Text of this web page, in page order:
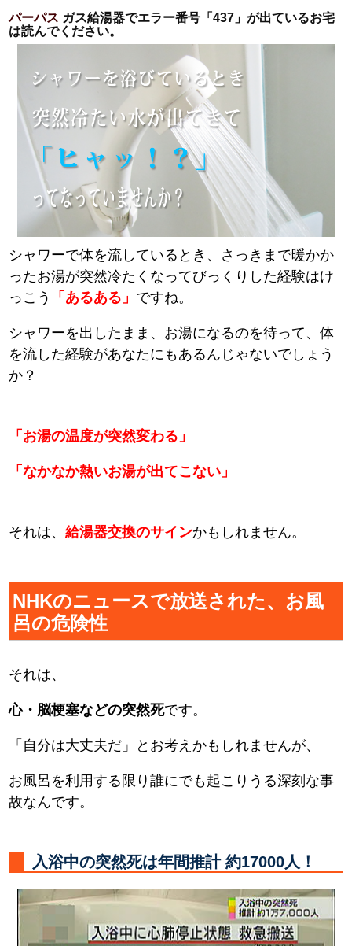
パーパス ガス給湯器でエラー番号「437」が出ているお宅
は読んでください。
シャワーで体を流しているとき、さっきまで暖かか
ったお湯が突然冷たくなってびっくりした経験はけ
っこう
「あるある」 ですね。
シャワーを出したまま、お湯になるのを待って、体
を流した経験があなたにもあるんじゃないでしょう
か？
「お湯の温度が突然変わる」
「なかなか熱いお湯が出てこない」
それは、給湯器交換のサインかもしれません。
NHKのニュースで放送された、お風
呂の危険性
それは、
心・脳梗塞などの突然死です。
「自分は大丈夫だ」とお考えかもしれませんが、
お風呂を利用する限り誰にでも起こりうる深刻な事
故なんです。
入浴中の突然死は年間推計 約17000人！